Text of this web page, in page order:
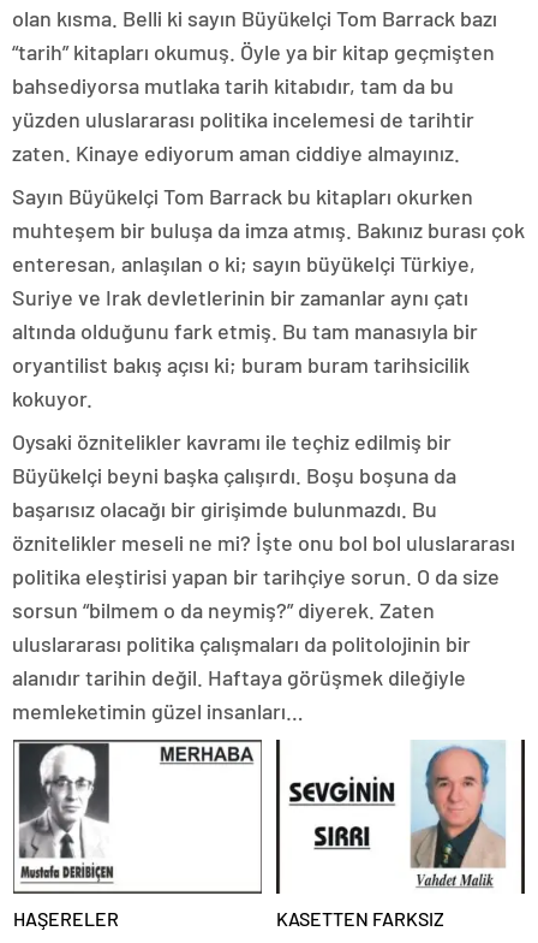
olan kısma. Belli ki sayın Büyükelçi Tom Barrack bazı
“tarih” kitapları okumuş. Öyle ya bir kitap geçmişten
bahsediyorsa mutlaka tarih kitabıdır, tam da bu
yüzden uluslararası politika incelemesi de tarihtir
zaten. Kinaye ediyorum aman ciddiye almayınız.
Sayın Büyükelçi Tom Barrack bu kitapları okurken
muhteşem bir buluşa da imza atmış. Bakınız burası çok
enteresan, anlaşılan o ki; sayın büyükelçi Türkiye,
Suriye ve Irak devletlerinin bir zamanlar aynı çatı
altında olduğunu fark etmiş. Bu tam manasıyla bir
oryantilist bakış açısı ki; buram buram tarihsicilik
kokuyor.
Oysaki öznitelikler kavramı ile teçhiz edilmiş bir
Büyükelçi beyni başka çalışırdı. Boşu boşuna da
başarısız olacağı bir girişimde bulunmazdı. Bu
öznitelikler meseli ne mi? İşte onu bol bol uluslararası
politika eleştirisi yapan bir tarihçiye sorun. O da size
sorsun “bilmem o da neymiş?” diyerek. Zaten
uluslararası politika çalışmaları da politolojinin bir
alanıdır tarihin değil. Haftaya görüşmek dileğiyle
memleketimin güzel insanları…
HAŞERELER KASETTEN FARKSIZ